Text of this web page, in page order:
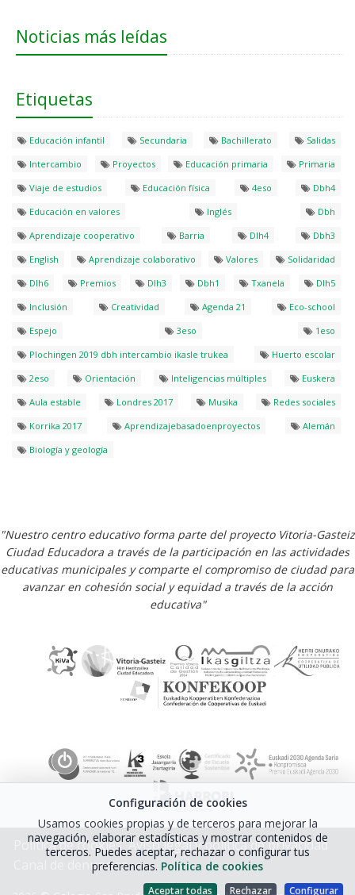
Noticias más leídas
Etiquetas
Educación infantil Secundaria Bachillerato
Salidas
Intercambio
Proyectos Educación primaria
Primaria
Viaje de estudios
Educación física 4eso
Dbh4
Educación en valores
Inglés
Dbh
Aprendizaje cooperativo
Barria Dlh4
Dbh3
English
Aprendizaje colaborativo Valores
Solidaridad
Dlh6
Premios Dlh3 Dbh1 Txanela
Dlh5
Inclusión
Creatividad Agenda 21
Eco-school
Espejo
3eso
1eso
Plochingen 2019 dbh intercambio ikasle trukea
Huerto escolar
2eso
Orientación Inteligencias múltiples
Euskera
Aula estable
Londres 2017 Musika
Redes sociales
Korrika 2017
Aprendizajebasadoenproyectos
Alemán
Biología y geología
"Nuestro centro educativo forma parte del proyecto Vitoria-Gasteiz
Ciudad Educadora a través de la participación en las actividades
educativas municipales y comparte el compromiso de ciudad para
avanzar en cohesión social y equidad a través de la acción
educativa"
Política de cookies Aviso legal y política de privacidad
Canal de denuncias
Configuración de cookies
Usamos cookies propias y de terceros para mejorar la
navegación, elaborar estadísticas y mostrar contenidos de
terceros. Puedes aceptar, rechazar o configurar tus
preferencias. Política de cookies
Aceptar todas Rechazar Configurar